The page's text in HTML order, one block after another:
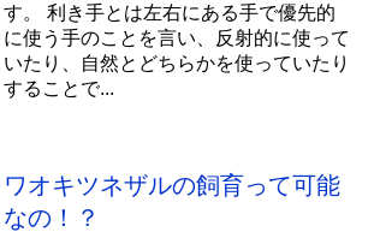
す。 利き手とは左右にある手で優先的
に使う手のことを言い、反射的に使って
いたり、自然とどちらかを使っていたり
することで...
ワオキツネザルの飼育って可能
なの！？